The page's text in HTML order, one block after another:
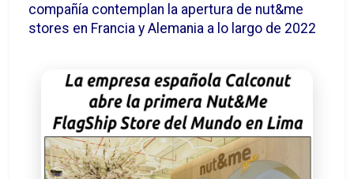
compañía contemplan la apertura de nut&me
stores en Francia y Alemania a lo largo de 2022